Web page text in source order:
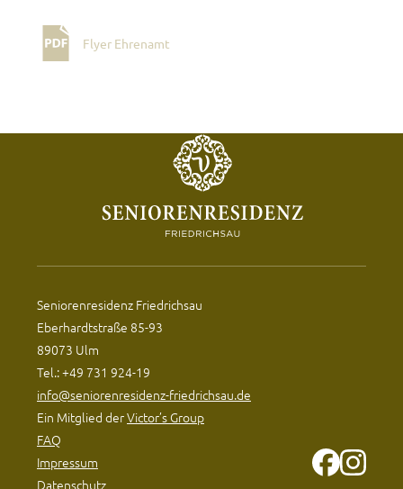
Flyer Ehrenamt
Seniorenresidenz Friedrichsau
Eberhardtstraße 85-93
89073 Ulm
Tel.: +49 731 924-19
info@seniorenresidenz-friedrichsau.de
Ein Mitglied derVictor’s Group
FAQ
Impressum
Datenschutz